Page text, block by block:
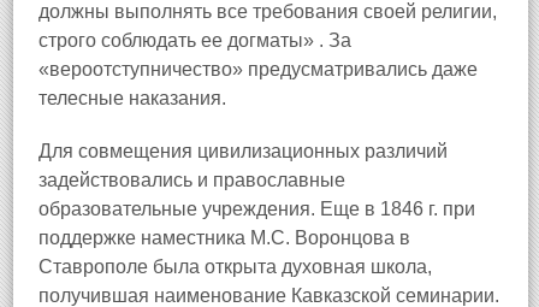
должны выполнять все требования своей религии,
строго соблюдать ее догматы» . За
«вероотступничество» предусматривались даже
телесные наказания.
Для совмещения цивилизационных различий
задействовались и православные
образовательные учреждения. Еще в 1846 г. при
поддержке наместника М.С. Воронцова в
Ставрополе была открыта духовная школа,
получившая наименование Кавказской семинарии.